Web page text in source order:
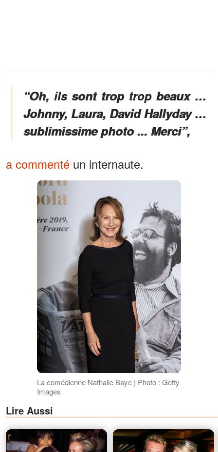
“Oh, ils sont trop trop beaux …
Johnny, Laura, David Hallyday …
sublimissime photo ... Merci”,
a commenté un internaute.
La comédienne Nathalie Baye | Photo : Getty
Images
Lire Aussi